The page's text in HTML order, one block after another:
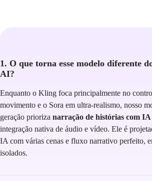
1. O que torna esse modelo diferente
AI?
Enquanto o Kling foca principalmente no
movimento e o Sora em ultra-realismo, nosso
geração prioriza narração de histórias com IA
integração nativa de áudio e vídeo. Ele é
IA com várias cenas e fluxo narrativo perfeito,
isolados.